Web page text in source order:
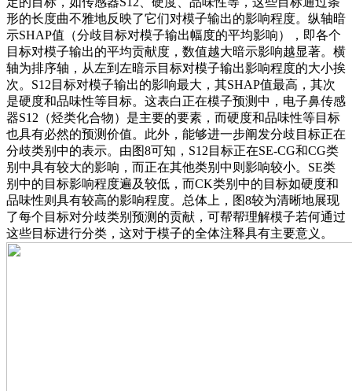
形的长度曲不雅地反映了它们对模子输出的影响程度。纵轴暗
示SHAP值（分歧目标对模子输出幅度的平均影响），即各个
目标对模子输出的平均贡献度，数值越大暗示影响越显著。横
轴为排序轴，从左到左暗示目标对模子输出影响程度的大小挨
次。S12目标对模子输出的影响最大，其SHAP值最高，其次
是硬度和品味性等目标。这表白正在模子预测中，电子鼻传感
器S12（烃类化合物）是主要的要素，而硬度和品味性等目标
也具有必然的预测价值。此外，能够进一步阐发分歧目标正在
分歧类别中的表示。由图8可知，S12目标正在SE-CG和CG类
别中具有较大的影响，而正在其他类别中则影响较小。SE类
别中的目标影响程度遍及较低，而CK类别中的目标如硬度和
品味性则具有较高的影响程度。总体上，图8较为清晰地展现
了每个目标对分歧类别预测的贡献，可帮帮理解模子若何通过
这些目标进行分类，这对于模子的全体注释具有主要意义。